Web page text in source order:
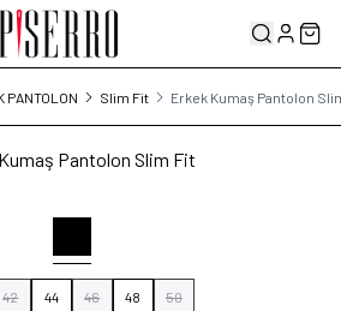
Hesabım
PANTOLON Slim Fit Erkek Kumaş Pantolon
Pantolon Slim Fit
42 44 46 48 50